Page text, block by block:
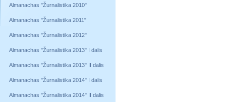
Almanachas "Žurnalistika 2010"
Almanachas "Žurnalistika 2011"
Almanachas "Žurnalistika 2012"
Almanachas "Žurnalistika 2013" I dalis
Almanachas "Žurnalistika 2013" II dalis
Almanachas "Žurnalistika 2014" I dalis
Almanachas "Žurnalistika 2014" II dalis